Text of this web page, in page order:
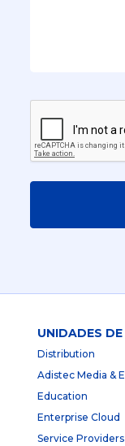
UNIDADES
Distribution
Adistec Media &
Education
Enterprise Cloud
Service